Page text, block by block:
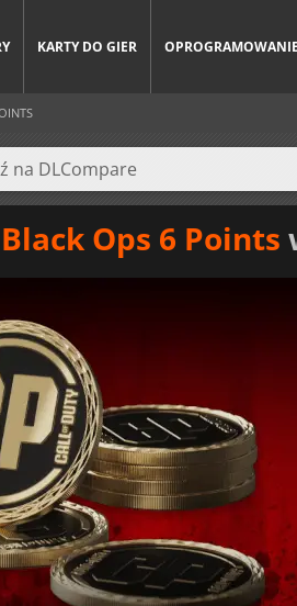
KARTY DO GIER OPROGRAMOWANIE
Ops 6 Points